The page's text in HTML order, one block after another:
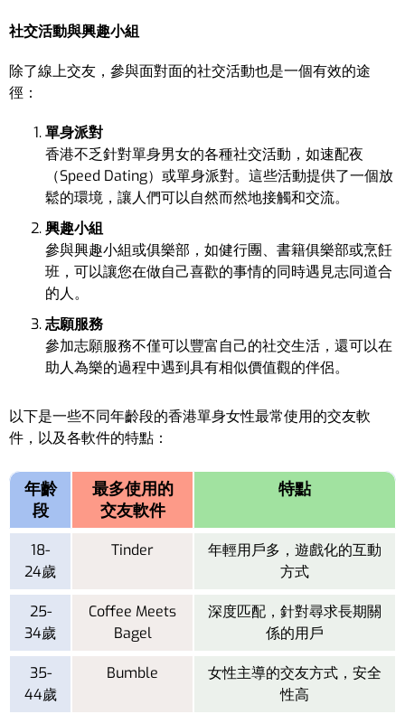
社交活動與興趣小組
除了線上交友，參與面對面的社交活動也是一個有效的途
徑：
單身派對
香港不乏針對單身男女的各種社交活動，如速配夜
（Speed Dating）或單身派對。這些活動提供了一個放
鬆的環境，讓人們可以自然而然地接觸和交流。
興趣小組
參與興趣小組或俱樂部，如健行團、書籍俱樂部或烹飪
班，可以讓您在做自己喜歡的事情的同時遇見志同道合
的人。
志願服務
參加志願服務不僅可以豐富自己的社交生活，還可以在
助人為樂的過程中遇到具有相似價值觀的伴侶。
以下是一些不同年齡段的香港單身女性最常使用的交友軟
件，以及各軟件的特點：
年齡
段
最多使用的
交友軟件
特點
18-
24歲
Tinder
年輕用戶多，遊戲化的互動
方式
25-
34歲
Coffee Meets
Bagel
深度匹配，針對尋求長期關
係的用戶
35-
44歲
Bumble
女性主導的交友方式，安全
性高